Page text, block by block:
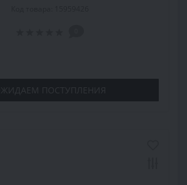
ПОСТУПЛЕНИЯ